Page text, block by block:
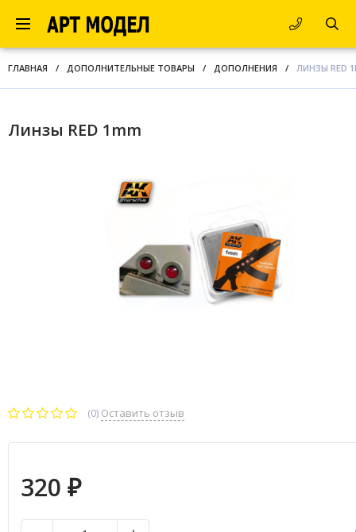
ГЛАВНАЯ / ДОПОЛНИТЕЛЬНЫЕ ТОВАРЫ / ДОПОЛНЕНИЯ / ЛИНЗЫ RED
Линзы RED 1mm
(0) Оставить отзыв
320 ₽